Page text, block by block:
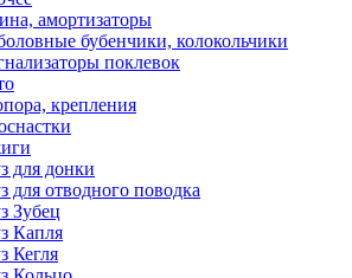
амортизаторы
бубенчики, колокольчики
поклевок
крепления
для донки
для отводного поводка
Зубец
Капля
Кегля